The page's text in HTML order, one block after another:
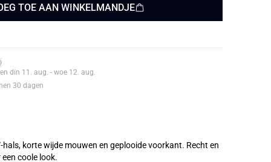
TOE AAN WINKELMANDJE
din 11. aug. - woe 12. aug.
30 dagen
hals, korte wijde mouwen en geplooide voorkant. Recht en
coole look.